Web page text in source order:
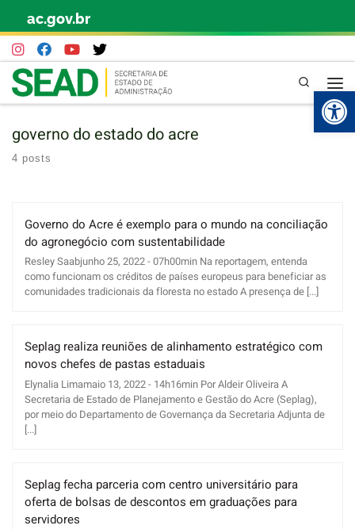
Skip to content
ac.gov.br
Pesquisa
governo do estado do acre
4 posts
Governo do Acre é exemplo para o mundo na conciliação
do agronegócio com sustentabilidade
Resley Saabjunho 25, 2022 - 07h00min Na reportagem, entenda
como funcionam os créditos de países europeus para beneficiar as
comunidades tradicionais da floresta no estado A presença de [...]
Seplag realiza reuniões de alinhamento estratégico com
novos chefes de pastas estaduais
Elynalia Limamaio 13, 2022 - 14h16min Por Aldeir Oliveira A
Secretaria de Estado de Planejamento e Gestão do Acre (Seplag),
por meio do Departamento de Governança da Secretaria Adjunta de
[...]
Seplag fecha parceria com centro universitário para
oferta de bolsas de descontos em graduações para
servidores